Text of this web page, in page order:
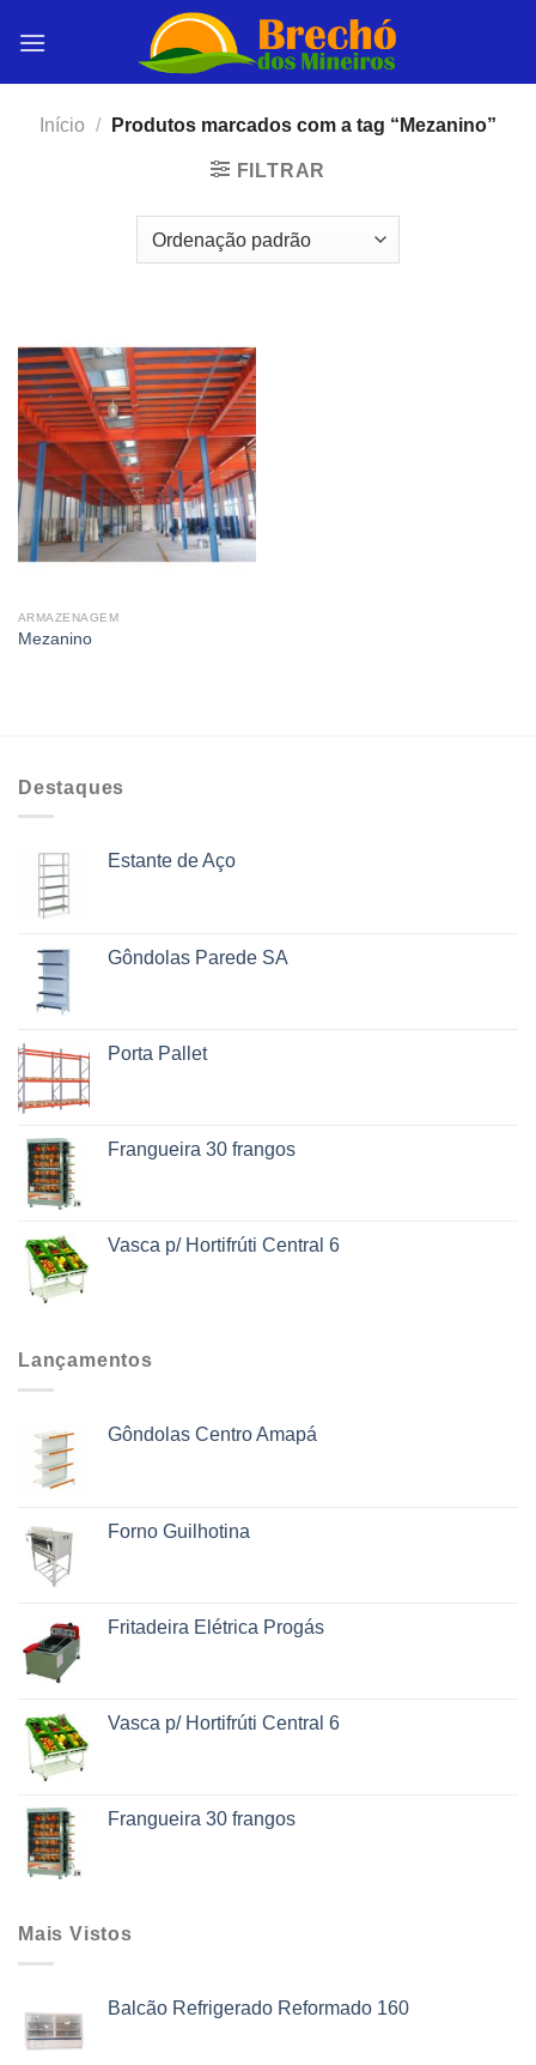
Início / Produtos marcados com a tag “Mezanino”
FILTRAR
ARMAZENAGEM
Mezanino
Destaques
Estante de Aço
Gôndolas Parede SA
Porta Pallet
Frangueira 30 frangos
Vasca p/ Hortifrúti Central 6
Lançamentos
Gôndolas Centro Amapá
Forno Guilhotina
Fritadeira Elétrica Progás
Vasca p/ Hortifrúti Central 6
Frangueira 30 frangos
Mais Vistos
Balcão Refrigerado Reformado 160